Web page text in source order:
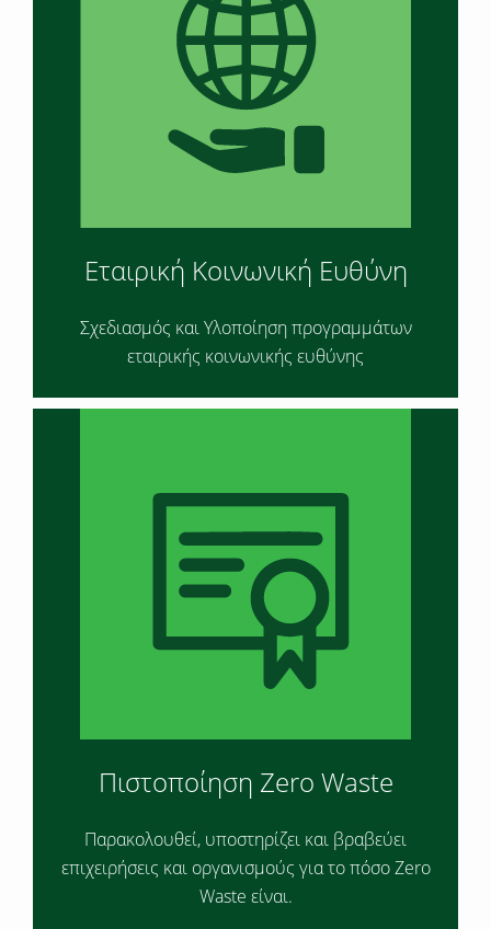
Εταιρική Κοινωνική Ευθύνη
Σχεδιασμός και Υλοποίηση προγραμμάτων
εταιρικής κοινωνικής ευθύνης
Πιστοποίηση Zero Waste
Παρακολουθεί, υποστηρίζει και βραβεύει
επιχειρήσεις και οργανισμούς για το πόσο Zero
Waste είναι.